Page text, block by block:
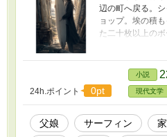
辺の町へ戻る。
ョップ。埃の積
た二十枚以上の
日付が書いてあ
ードがあった。
されたボード。
んが生まれた年に
れなかった」 父
聞かなかった。
た。
24h.ポイント 0pt
小説
現代文学
父娘 サーフィン